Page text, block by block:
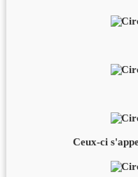
Ceux-ci